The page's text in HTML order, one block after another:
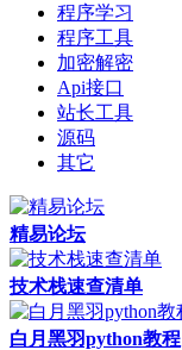
程序学习
程序工具
加密解密
Api接口
站长工具
源码
其它
精易论坛
技术栈速查清单
白月黑羽python教程